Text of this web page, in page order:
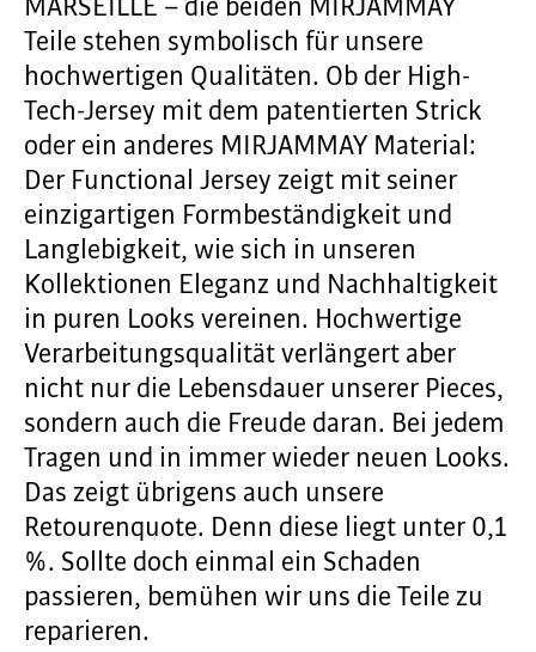
Teile stehen symbolisch für unsere
hochwertigen Qualitäten. Ob der High-
Tech-Jersey mit dem patentierten Strick
oder ein anderes MIRJAMMAY Material:
Der Functional Jersey zeigt mit seiner
einzigartigen Formbeständigkeit und
Langlebigkeit, wie sich in unseren
Kollektionen Eleganz und Nachhaltigkeit
in puren Looks vereinen. Hochwertige
Verarbeitungsqualität verlängert aber
nicht nur die Lebensdauer unserer Pieces,
sondern auch die Freude daran. Bei jedem
Tragen und in immer wieder neuen Looks.
Das zeigt übrigens auch unsere
Retourenquote. Denn diese liegt unter 0,1
%. Sollte doch einmal ein Schaden
passieren, bemühen wir uns die Teile zu
reparieren.